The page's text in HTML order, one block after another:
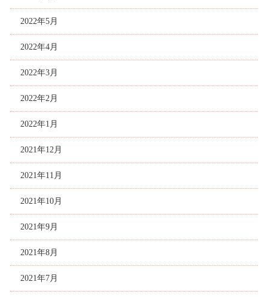
2022年5月
2022年4月
2022年3月
2022年2月
2022年1月
2021年12月
2021年11月
2021年10月
2021年9月
2021年8月
2021年7月